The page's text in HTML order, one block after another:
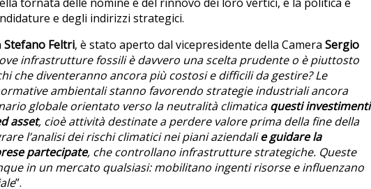
e degli indirizzi strategici.
Stefano Feltri, è stato aperto dal vicepresidente della Camera Sergio
infrastrutture fossili è davvero una scelta prudente o è piuttosto
che diventeranno ancora più costosi e difficili da gestire? Le
ambientali stanno favorendo strategie industriali ancora
globale orientato verso la neutralità climaticaquesti investimenti
asset, cioè attività destinate a perdere valore prima della fine della
l’analisi dei rischi climatici nei piani aziendalie guidare la
partecipate, che controllano infrastrutture strategiche. Queste
in un mercato qualsiasi: mobilitano ingenti risorse e influenzano
”.